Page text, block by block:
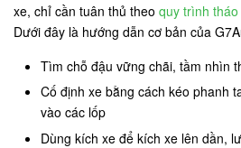
xe, chỉ cần tuân thủ theo quy trình
Dưới đây là hướng dẫn cơ bản của
Tìm chỗ đậu vững chãi, tầm nhìn
Cố định xe bằng cách kéo phanh
vào các lốp
Dùng kích xe để kích xe lên dần,